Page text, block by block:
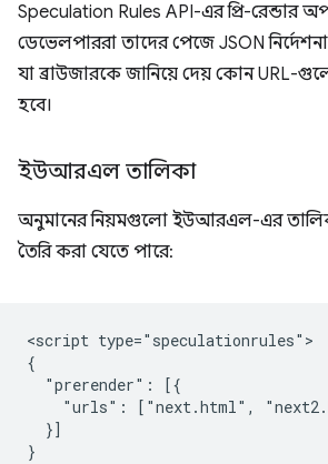
Speculation Rules API-এর প্রি-রেন্ডার
ডেভেলপাররা তাদের পেজে JSON
যা ব্রাউজারকে জানিয়ে দেয় কোন URL-
হবে।
ইউআরএল তালিকা
অনুমানের নিয়মগুলো ইউআরএল-এর
তৈরি করা যেতে পারে:
<script type="speculationrules">
{
  "prerender": [{
"urls": ["next.html",
  }]
}